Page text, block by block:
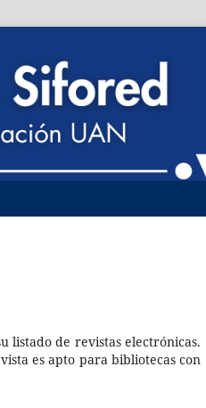
listado de revistas electrónicas.
es apto para bibliotecas con